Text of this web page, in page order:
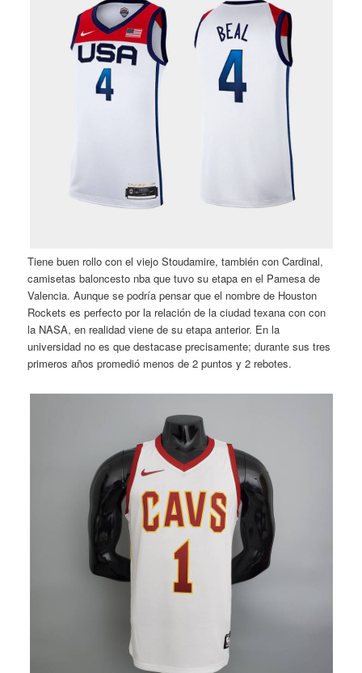
Tiene buen rollo con el viejo Stoudamire, también con Cardinal,
camisetas baloncesto nba que tuvo su etapa en el Pamesa de
Valencia. Aunque se podría pensar que el nombre de Houston
Rockets es perfecto por la relación de la ciudad texana con con
la NASA, en realidad viene de su etapa anterior. En la
universidad no es que destacase precisamente; durante sus tres
primeros años promedió menos de 2 puntos y 2 rebotes.